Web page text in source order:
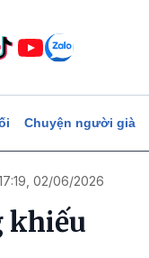
Chuyện người già
02/06/2026
khiếu